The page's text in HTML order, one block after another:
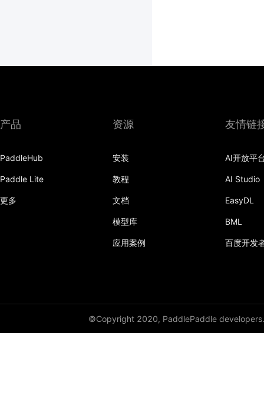
产品
PaddleHub
Paddle Lite
更多
资源
安装
教程
文档
模型库
应用案例
友情链
AI开放平
AI Studio
EasyDL
BML
百度开发
©Copyright 2020, PaddlePaddle developers.